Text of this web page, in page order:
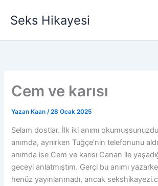
atlaSeks Hikayesi
Cem ve karısı
Yazan Kaan/28 Ocak 2025
Selam dostlar. İlk iki anımı
anımda, ayrılrken Tuğçe’nin telefonunu
anımda ise Cem ve karısı Canan ile
geceyi anlatmıştım. Gerçi bu anımı
henüz yayınlanmadı, ancak